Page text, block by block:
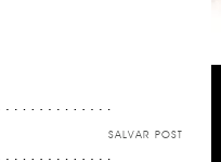
SALVAR POST